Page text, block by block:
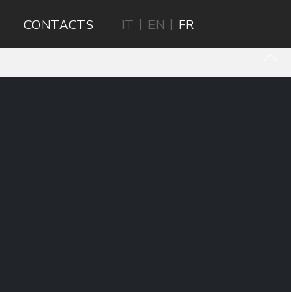
CONTACTS IT EN FR